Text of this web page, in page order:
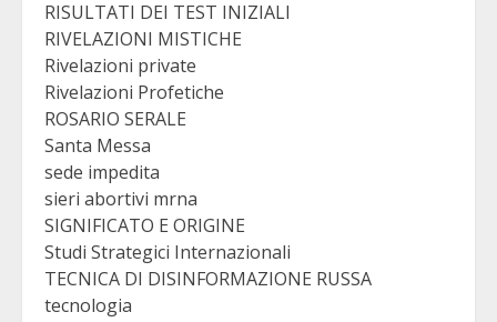
RISULTATI DEI TEST INIZIALI
RIVELAZIONI MISTICHE
Rivelazioni private
Rivelazioni Profetiche
ROSARIO SERALE
Santa Messa
sede impedita
sieri abortivi mrna
SIGNIFICATO E ORIGINE
Studi Strategici Internazionali
TECNICA DI DISINFORMAZIONE RUSSA
tecnologia